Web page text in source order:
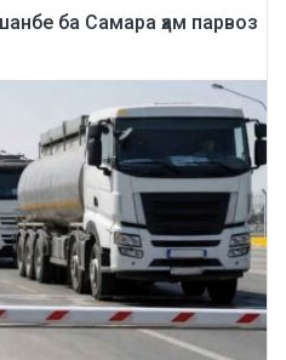
ба Самара ҳам парвоз